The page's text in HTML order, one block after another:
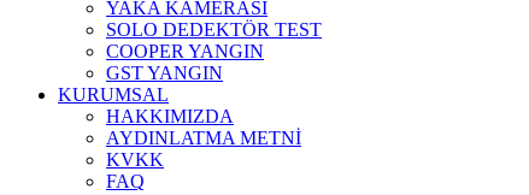
YAKA KAMERASI
SOLO DEDEKTÖR TEST
COOPER YANGIN
GST YANGIN
KURUMSAL
HAKKIMIZDA
AYDINLATMA METNİ
KVKK
FAQ